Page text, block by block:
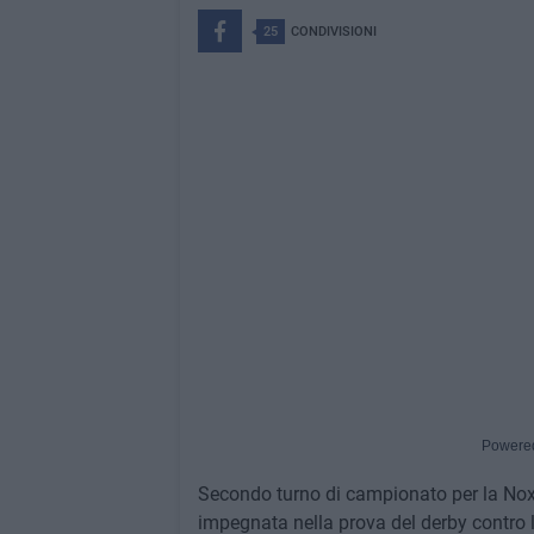
25 CONDIVISIONI
Secondo turno di campionato per la
impegnata nella prova del derby contro